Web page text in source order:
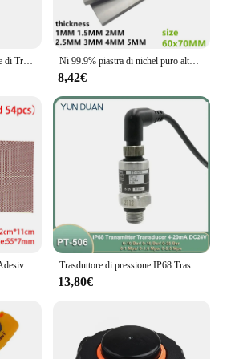
Ni 99.9% piastra di nichel puro alto spessore 1MM-5MM dimensioni 60x70MM piastra di nichel galvanico anodo di nichel per la ricerca scientifica
8,42€
Trasduttore di pressione IP68 Trasmettitore di pressione Sensore pompa acqua 0-16Bar/0-10Bar/25Bar 1/1.6Mpa/2.5Mpa 4-20ma G1/4
13,80€